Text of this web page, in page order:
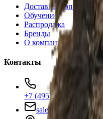
Доставка и оплата
Обучение
Распродажа
Бренды
О компании
Контакты
+7 (495) 135-35-99
sales@insafe.ru